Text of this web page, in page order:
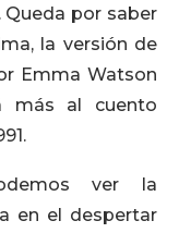
Queda por saber
la versión de
Emma Watson
más al cuento
ver la
en el despertar